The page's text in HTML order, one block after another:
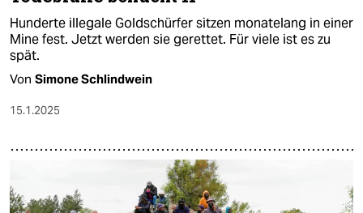
Hunderte illegale Goldschürfer sitzen monatelang in einer
Mine fest. Jetzt werden sie gerettet. Für viele ist es zu
spät.
Von Simone Schlindwein
15.1.2025